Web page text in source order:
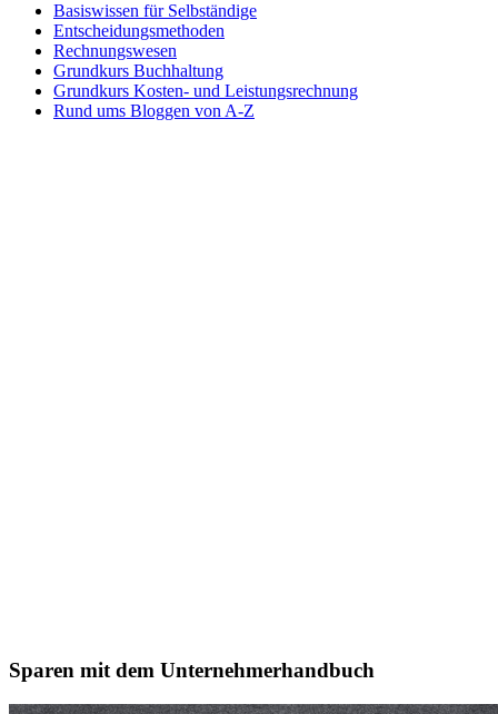
Basiswissen für Selbständige
Entscheidungsmethoden
Rechnungswesen
Grundkurs Buchhaltung
Grundkurs Kosten- und Leistungsrechnung
Rund ums Bloggen von A-Z
Sparen mit dem Unternehmerhandbuch